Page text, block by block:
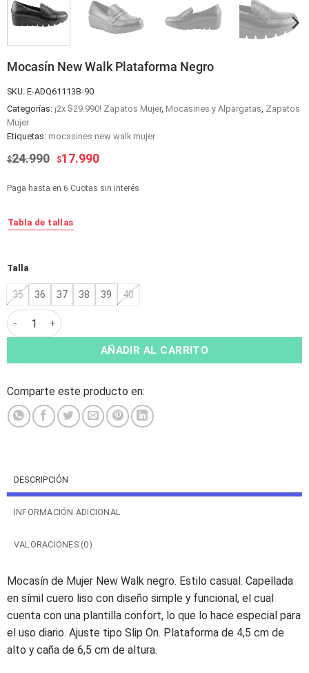
Mocasín New Walk Plataforma Negro
SKU: E-ADQ61113B-90
Categorías: ¡2x $29.990! Zapatos Mujer, Mocasines y Alpargatas Zapatos
Mujer
Etiquetas: mocasines new walk mujer
$24.990 El
original
$17.990El
actual
Paga hasta en 6 Cuotas sin interés
Tabla de tallas
Talla
35 36 37 38 39 40
Mocasín New Walk Plataforma Negro cantidad
AÑADIR AL CARRITO
Alternative:
Comparte este producto en:
DESCRIPCIÓN
INFORMACIÓN ADICIONAL
VALORACIONES (0)
Mocasín de Mujer New Walk negro. Estilo casual. Capellada
en símil cuero liso con diseño simple y funcional, el cual
cuenta con una plantilla confort, lo que lo hace especial para
el uso diario. Ajuste tipo Slip On. Plataforma de 4,5 cm de
alto y caña de 6,5 cm de altura.